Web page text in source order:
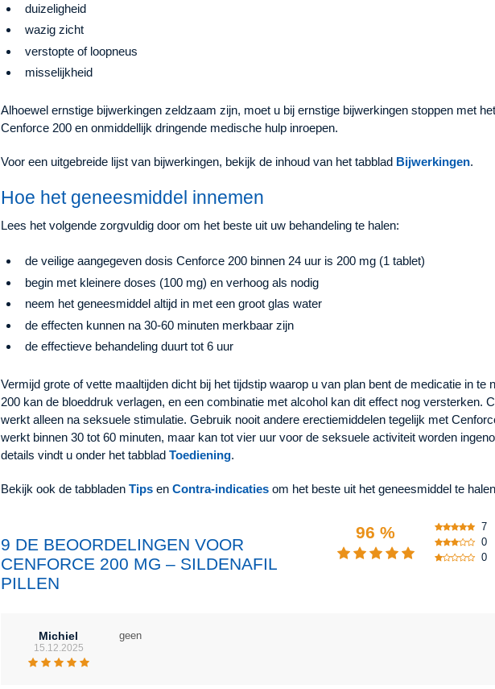
duizeligheid
wazig zicht
verstopte of loopneus
misselijkheid
Alhoewel ernstige bijwerkingen zeldzaam zijn, moet u bij ernstige bijwerkingen stoppen met
Cenforce 200 en onmiddellijk dringende medische hulp inroepen.
Voor een uitgebreide lijst van bijwerkingen, bekijk de inhoud van het tabblad Bijwerkingen.
Hoe het geneesmiddel innemen
Lees het volgende zorgvuldig door om het beste uit uw behandeling te halen:
de veilige aangegeven dosis Cenforce 200 binnen 24 uur is 200 mg (1 tablet)
begin met kleinere doses (100 mg) en verhoog als nodig
neem het geneesmiddel altijd in met een groot glas water
de effecten kunnen na 30-60 minuten merkbaar zijn
de effectieve behandeling duurt tot 6 uur
Vermijd grote of vette maaltijden dicht bij het tijdstip waarop u van plan bent de medicatie in te
200 kan de bloeddruk verlagen, en een combinatie met alcohol kan dit effect nog versterken.
werkt alleen na seksuele stimulatie. Gebruik nooit andere erectiemiddelen tegelijk met
werkt binnen 30 tot 60 minuten, maar kan tot vier uur voor de seksuele activiteit worden
details vindt u onder het tabblad Toediening.
Bekijk ook de tabbladen Tips en Contra-indicaties om het beste uit het geneesmiddel te
9 DE BEOORDELINGEN VOOR
CENFORCE 200 MG – SILDENAFIL
PILLEN
96 % 7
0
0
Michiel
15.12.2025
geen